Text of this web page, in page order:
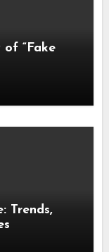
of “Fake
Trends,